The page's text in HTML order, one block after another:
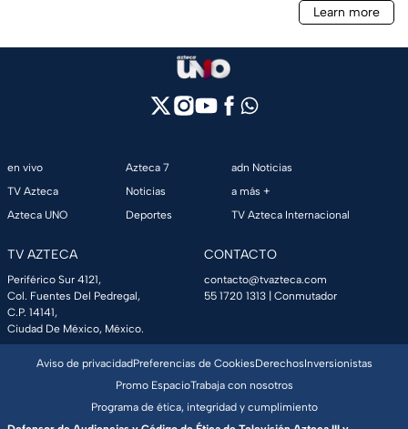
en vivo
TV Azteca
Azteca UNO
Azteca 7
Noticias
Deportes
adn Noticias
a más +
TV Azteca Internacional
TV AZTECA
Periférico Sur 4121,
Col. Fuentes Del Pedregal,
C.P. 14141,
Ciudad De México, México.
CONTACTO
contacto@tvazteca.com
55 1720 1313 | Conmutador
Aviso de privacidadPreferencias de CookiesDerechosInversionistas
Promo EspacioTrabaja con nosotros
Programa de ética, integridad y cumplimiento